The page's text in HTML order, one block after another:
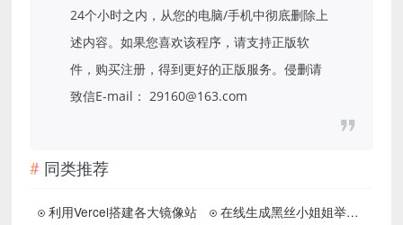
24个小时之内，从您的电脑/手机中彻底删除上
述内容。如果您喜欢该程序，请支持正版软
件，购买注册，得到更好的正版服务。侵删请
致信E-mail： 29160@163.com
同类推荐
利用Vercel搭建各大镜像站
在线生成黑丝小姐姐举牌图片源码,接口php版